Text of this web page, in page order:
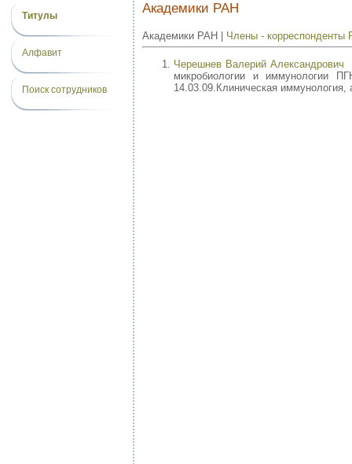
Титулы
Алфавит
Поиск сотрудников
Академики РАН
Академики РАН | Члены - корреспонденты
Черешнев Валерий Александрович
микробиологии и иммунологии
14.03.09.Клиническая иммунология,